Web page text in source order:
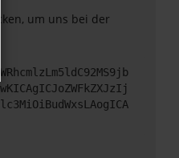
um uns bei der